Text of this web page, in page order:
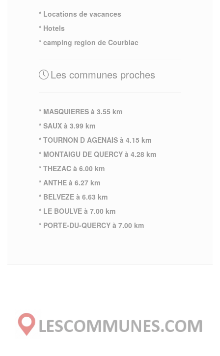
* Locations de vacances
* Hotels
* camping region de Courbiac
Les communes proches
* MASQUIERES à 3.55 km
* SAUX à 3.99 km
* TOURNON D AGENAIS à 4.15 km
* MONTAIGU DE QUERCY à 4.28 km
* THEZAC à 6.00 km
* ANTHE à 6.27 km
* BELVEZE à 6.63 km
* LE BOULVE à 7.00 km
* PORTE-DU-QUERCY à 7.00 km